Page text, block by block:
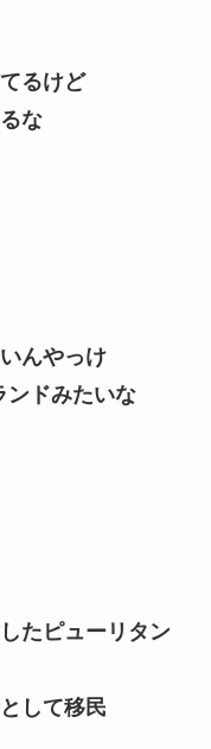
るけど
な
んやっけ
ンドみたいな
たピューリタン
して移民